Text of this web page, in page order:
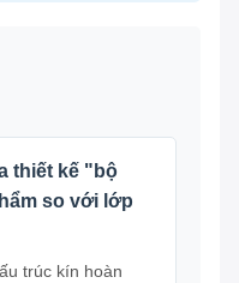
thiết kế "bộ
so với lớp
trúc kín hoàn